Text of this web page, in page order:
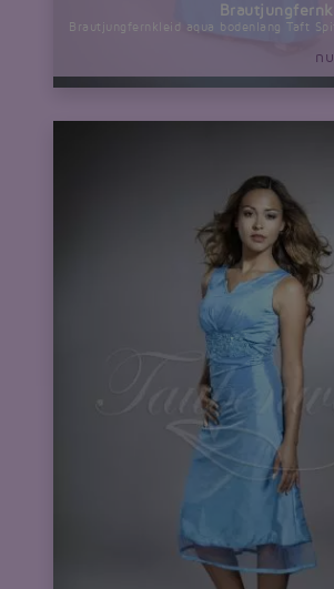
Brautjungfernkleid aqua bodenlang Taft